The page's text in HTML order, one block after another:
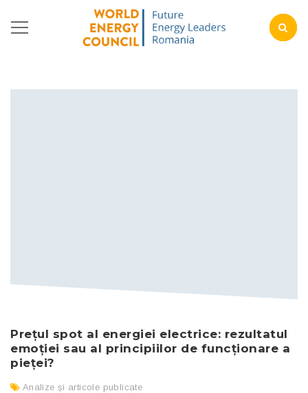
Prețul spot al energiei electrice: rezultatul
emoției sau al principiilor de funcționare a
pieței?
Analize și articole publicate